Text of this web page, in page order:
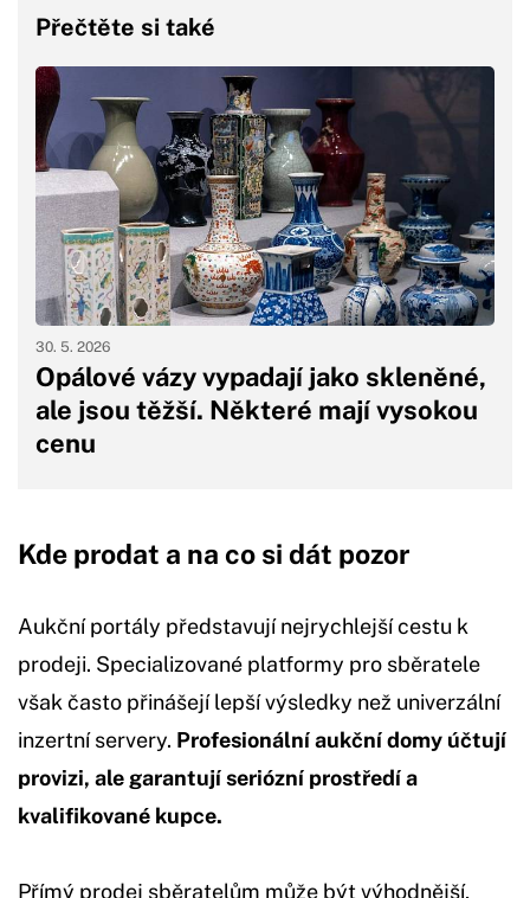
Přečtěte si také
Opálové vázy vypadají jako skleněné,
ale jsou těžší. Některé mají vysokou
cenu
30. 5. 2026
Kde prodat a na co si dát pozor
Aukční portály představují nejrychlejší cestu k
prodeji. Specializované platformy pro sběratele
však často přinášejí lepší výsledky než univerzální
inzertní servery. Profesionální aukční domy účtují
provizi, ale garantují seriózní prostředí a
kvalifikované kupce.
Přímý prodej sběratelům může být výhodnější,